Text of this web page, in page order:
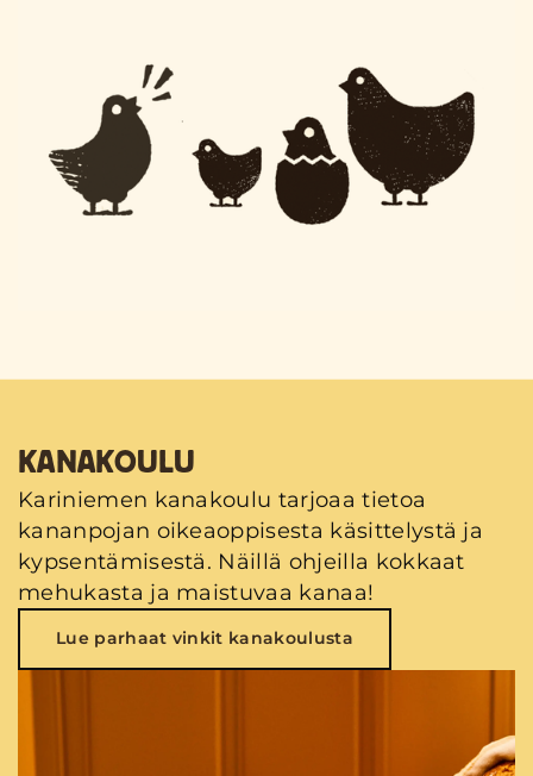
KANAKOULU
Kariniemen kanakoulu tarjoaa tietoa
kananpojan oikeaoppisesta käsittelystä ja
kypsentämisestä. Näillä ohjeilla kokkaat
mehukasta ja maistuvaa kanaa!
Lue parhaat vinkit kanakoulusta